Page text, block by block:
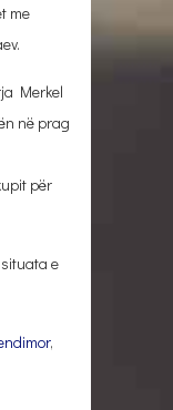
me
Merkel
në prag
për
e
,